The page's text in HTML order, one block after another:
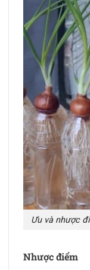
Ưu và nhược
Nhược điểm